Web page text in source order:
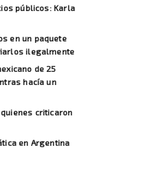
públicos: Karla
en un paquete
ilegalmente
de 25
hacía un
criticaron
en Argentina